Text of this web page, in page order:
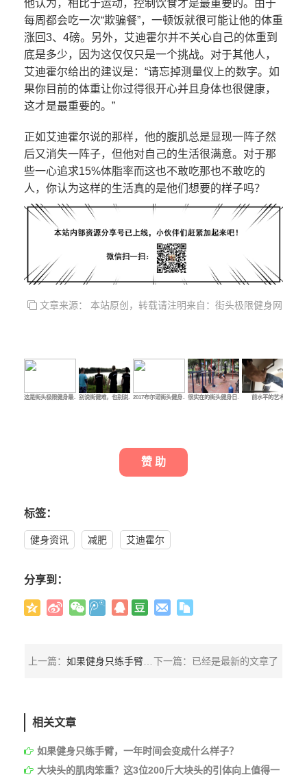
他认为，相比于运动，控制饮食才是最重要的。由于
每周都会吃一次“欺骗餐”，一顿饭就很可能让他的体重
涨回3、4磅。另外，艾迪霍尔并不关心自己的体重到
底是多少，因为这仅仅只是一个挑战。对于其他人，
艾迪霍尔给出的建议是：“请忘掉测量仪上的数字。如
果你目前的体重让你过得很开心并且身体也很健康，
这才是最重要的。”
正如艾迪霍尔说的那样，他的腹肌总是显现一阵子然
后又消失一阵子，但他对自己的生活很满意。对于那
些一心追求15%体脂率而这也不敢吃那也不敢吃的
人，你认为这样的生活真的是他们想要的样子吗？
文章来源： 本站原创，转载请注明来自：街头极限健身网
这是街头极限健身最… 别说街健难，也别说…2017布尔诺街头健身…很实在的街头健身日… 前水平的艺术
赞 助
标签：
健身资讯 减肥 艾迪霍尔
分享到：
上一篇： 如果健身只练手臂，一年时间会变成什么样子？ 下一篇：已经是最新的文章了
相关文章
如果健身只练手臂，一年时间会变成什么样子？
大块头的肌肉笨重？这3位200斤大块头的引体向上值得一